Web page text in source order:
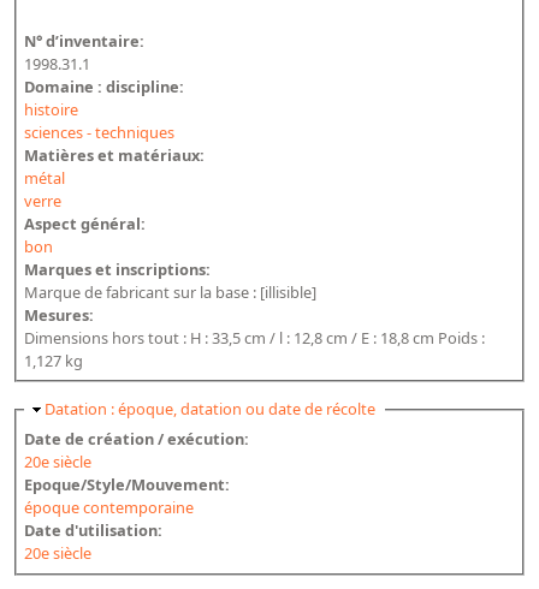
N° d’inventaire:
1998.31.1
Domaine : discipline:
histoire
sciences - techniques
Matières et matériaux:
métal
verre
Aspect général:
bon
Marques et inscriptions:
Marque de fabricant sur la base : [illisible]
Mesures:
Dimensions hors tout : H : 33,5 cm / l : 12,8 cm / E : 18,8 cm Poids :
1,127 kg
Masquer
Datation : époque, datation ou date de récolte
Date de création / exécution:
20e siècle
Epoque/Style/Mouvement:
époque contemporaine
Date d'utilisation:
20e siècle